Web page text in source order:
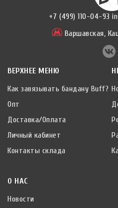
+7 (499) 110-04-93
Варшавская,
ВЕРХНЕЕ МЕНЮ
Как завязывать бандану Buff?
Опт
Доставка/Оплата
Личный кабинет
Контакты склада
О НАС
Новости